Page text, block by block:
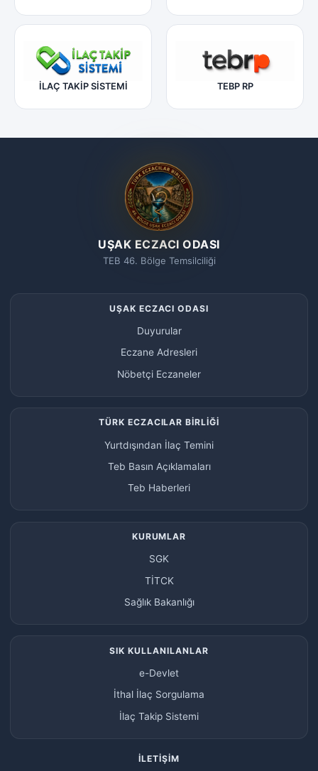
İLAÇ TAKİP SİSTEMİ TEBP RP
UŞAK ECZACI ODASI
TEB 46. Bölge Temsilciliği
UŞAK ECZACI ODASI
Duyurular
Eczane Adresleri
Nöbetçi Eczaneler
TÜRK ECZACILAR BİRLİĞİ
Yurtdışından İlaç Temini
Teb Basın Açıklamaları
Teb Haberleri
KURUMLAR
SGK
TİTCK
Sağlık Bakanlığı
SIK KULLANILANLAR
e-Devlet
İthal İlaç Sorgulama
İlaç Takip Sistemi
İLETIŞIM